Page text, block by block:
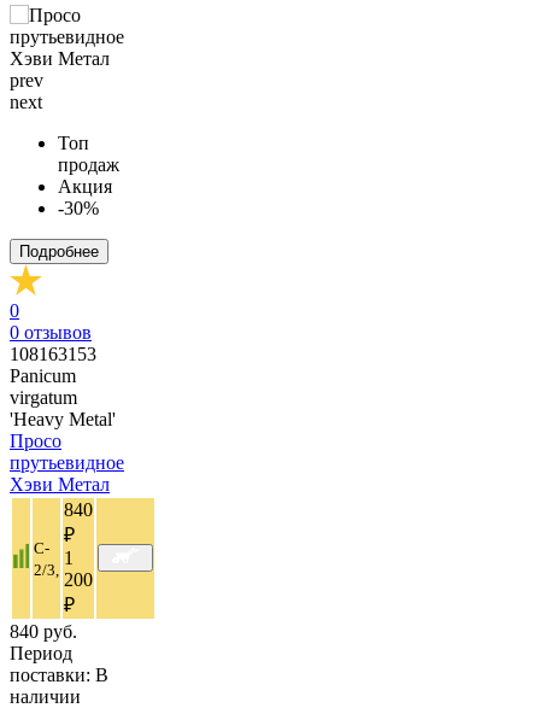
prev
next
Топ
продаж
Акция
-30%
Подробнее
0
0 отзывов
108163153
Panicum
virgatum
'Heavy Metal'
Просо
прутьевидное
Хэви Метал
C-
2/3,
840
₽
1
200
₽
840 руб.
Период
поставки: В
наличии